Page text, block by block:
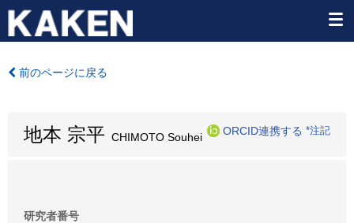
前のページに戻る
地本 宗平 CHIMOTO Souhei
ORCID連携する *注記
研究者番号